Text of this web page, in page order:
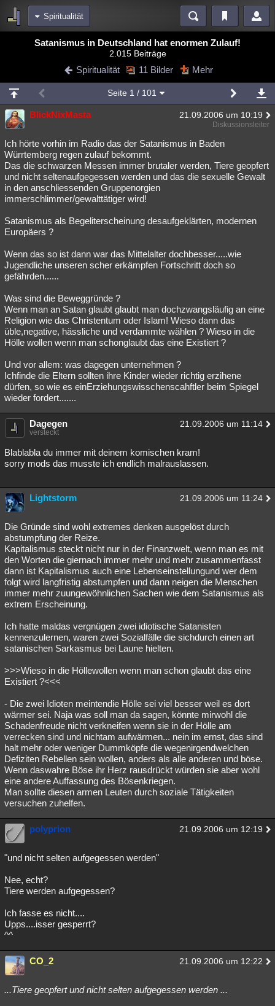
Spiritualität
Bereiche
Blogs Videos
Chat Wiki Neuigkeiten
meine Rubriken
Menschen Wissenschaft Mystery Kriminalfälle
Spiritualität Verschwörungen Technologie Ufologie
Natur Umfragen Unterhaltung
weitere Rubriken
Philosophie Träume Orte
Astronomie Helpdesk Gruppen Gaming Filme
Musik Clash Verbesserungen Allmystery English
Übersichten
Lesenswert Schlüsselwörter
Satanismus in Deutschland hat enormen Zulauf!
2.015 Beiträge
Spiritualität 11 Bilder Mehr
Seite 1 / 101
BlickNixMasta 21.09.2006 um 10:19
Diskussionsleiter
Ich hörte vorhin im Radio das der Satanismus in Baden
Würrtemberg regen zulauf bekommt.
Das die schwarzen Messen immer brutaler werden, Tiere geopfert
und nicht seltenaufgegessen werden und das die sexuelle Gewalt
in den anschliessenden Gruppenorgien
immerschlimmer/gewalttätiger wird!
Satanismus als Begeliterscheinung desaufgeklärten, modernen
Europäers ?
Wenn das so ist dann war das Mittelalter dochbesser.....wie
Jugendliche unseren scher erkämpfen Fortschritt doch so
gefährden......
Was sind die Beweggründe ?
Wenn man an Satan glaubt glaubt man dochzwangsläufig an eine
Religion wie das Christentum oder Islam! Wieso dann das
üble,negative, hässliche und verdammte wählen ? Wieso in die
Hölle wollen wenn man schonglaubt das eine Existiert ?
Und vor allem: was dagegen unternehmen ?
Ichfinde die Eltern sollten ihre Kinder wieder richtig erzihene
dürfen, so wie es einErziehungswisschenscahftler beim Spiegel
wieder fordert.......
Dagegen 21.09.2006 um 11:14
versteckt
Blablabla du immer mit deinem komischen kram!
sorry mods das musste ich endlich malrauslassen.
Lightstorm 21.09.2006 um 11:24
Die Gründe sind wohl extremes denken ausgelöst durch
abstumpfung der Reize.
Kapitalismus steckt nicht nur in der Finanzwelt, wenn man es mit
den Worten die giernach immer mehr und mehr zusammenfasst
dann ist Kapitalismus auch eine Lebenseinstellungund wer dem
folgt wird langfristig abstumpfen und dann neigen die Menschen
immer mehr zuungewöhnlichen Sachen wie dem Satanismus als
extrem Erscheinung.
Ich hatte maldas vergnügen zwei idiotische Satanisten
kennenzulernen, waren zwei Sozialfälle die sichdurch einen art
satanischen Sarkasmus bei Laune hielten.
>>>Wieso in die Höllewollen wenn man schon glaubt das eine
Existiert ?<<<
- Die zwei Idioten meintendie Hölle sei viel besser weil es dort
wärmer sei. Naja was soll man da sagen, könnte mirwohl die
Schadenfreude nicht verkneifen wenn sie in der Hölle am
verrecken sind und nichtam aufwärmen... nein im ernst, das sind
halt mehr oder weniger Dummköpfe die wegenirgendwelchen
Defiziten Rebellen sein wollen, anders als alle anderen und böse.
Wenn daswahre Böse ihr Herz rausdrückt würden sie aber wohl
eine andere Auffassung des Bösenkriegen.
Man sollte diesen armen Leuten durch soziale Tätigkeiten
versuchen zuhelfen.
polyprion 21.09.2006 um 12:19
"und nicht selten aufgegessen werden"
Nee, echt?
Tiere werden aufgegessen?
Ich fasse es nicht....
Upps....isser gesperrt?
^^
CO_2 21.09.2006 um 12:22
...Tiere geopfert und nicht selten aufgegessen werden ...